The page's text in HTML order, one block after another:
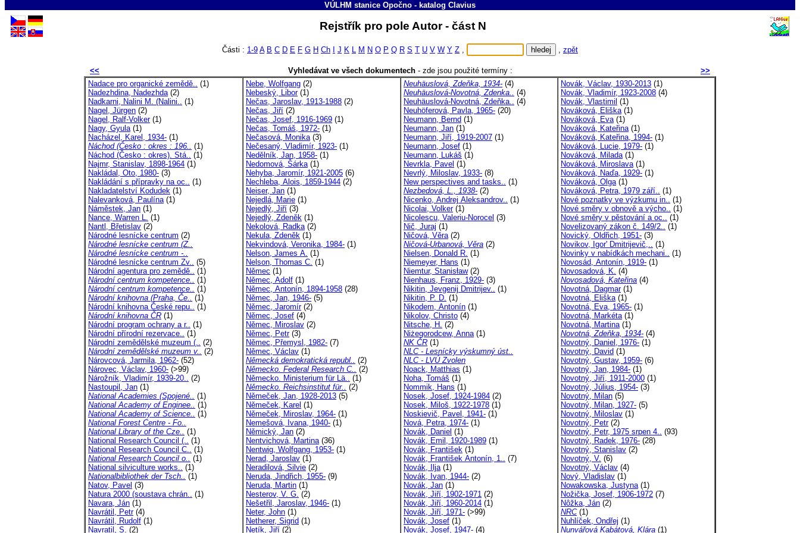
VÚLHM stanice Opočno - katalog Clavius
Rejstřík pro pole Autor - část N
Části : 1-9 A B C D E F G H Ch J K L M N O P Q R S T U V W Y Z , , zpět
<< Vyhledávat ve všech dokumentech - zde jsou použité termíny :
>>
Nadace pro organické zemědě.. (1)
Nadezhdina, Nadezhda(2)
Nadkarni, Nalini M. (Nalini.. (1)
Nagel, Jürgen (2)
Nagel, Ralf-Volker(1)
Nagy, Gyula(1)
Nacházel, Karel, 1934- (1)
Náchod (Česko : okres : 196.. (1)
Náchod (Česko : okres). Stá.. (1)
Najmr, Stanislav, 1898-1964 (1)
Nakládal, Oto, 1980- (3)
Nakládání s přípravky na oc.. (1)
Nakladatelství Kodudek (1)
Nalevanková, Paulína(1)
Náměstek, Jan (1)
Nance, Warren L. (1)
Nantl, Břetislav (2)
Národné lesnícke centrum (2)
Národné lesnícke centrum (Z..
Národné lesnícke centrum -..
Národné lesnícke centrum Zv.. (5)
Národní agentura pro zemědě.. (1)
Národní centrum kompetence.. (1)
Národní centrum kompetence.. (1)
Národní knihovna (Praha, Če.. (1)
Národní knihovna České repu.. (1)
Národní knihovna ČR (1)
Národní program ochrany a r.. (1)
Národní přírodní rezervace.. (1)
Národní zemědělské muzeum (.. (2)
Národní zemědělské muzeum v.. (2)
Nárovcová, Jarmila, 1962- (52)
Nárovec, Václav, 1960- (>99)
Nárožník, Vladimír, 1939-20.. (2)
Nastoupil, Jan (1)
National Academies (Spojené.. (1)
National Academy of Enginee.. (1)
National Academy of Science.. (1)
National Forest Centre - Fo..
National Library of the Cze.. (1)
National Research Council (.. (1)
National Research Council C.. (1)
National Research Council o.. (1)
National silviculture works.. (1)
Nationalbibliothek der Tsch.. (1)
Natov, Pavel (3)
Natura 2000 (soustava chrán.. (1)
Navara, Ján (1)
Navrátil, Petr(4)
Navrátil, Rudolf (1)
Navratil, S. (2)
Nebe, Wolfgang (2)
Nebeský, Libor(1)
Nečas, Jaroslav, 1913-1988 (2)
Nečas, Jiří (2)
Nečas, Josef, 1916-1969 (1)
Nečas, Tomáš, 1972- (1)
Nečasová, Monika(3)
Nečesaný, Vladimír, 1923- (1)
Nedělník, Jan, 1958- (1)
Nedomová, Šárka(1)
Nehyba, Jaromír, 1921-2005 (6)
Nechleba, Alois, 1859-1944 (2)
Neiser, Jan (1)
Nejedlá, Marie (1)
Nejedlý, Jiří (3)
Nejedlý, Zdeněk (1)
Nekolová, Radka(2)
Nekula, Zdeněk (1)
Nekvindová, Veronika, 1984- (1)
Nelson, James A. (1)
Nelson, Thomas C. (1)
Němec (1)
Němec, Adolf (1)
Němec, Antonín, 1894-1958 (28)
Němec, Jan, 1946- (5)
Němec, Jaromír(2)
Němec, Josef (4)
Němec, Miroslav (2)
Němec, Petr(3)
Němec, Přemysl, 1982- (7)
Němec, Václav (1)
Německá demokratická republ.. (2)
Německo. Federal Research C.. (2)
Německo. Ministerium für Lä.. (1)
Německo. Reichsinstitut für.. (2)
Němeček, Jan, 1928-2013 (5)
Němeček, Karel (1)
Němeček, Miroslav, 1964- (1)
Nemešová, Ivana, 1940- (1)
Němický, Jan (2)
Nentvichová, Martina(36)
Nentwig, Wolfgang, 1953- (1)
Nerad, Jaroslav (1)
Neradilová, Silvie (2)
Neruda, Jindřich, 1955- (9)
Neruda, Martin (1)
Nesterov, V. G. (2)
Nešetřil, Jaroslav, 1946- (1)
Neter, John (1)
Netherer, Sigrid (1)
Netík, Jiří (2)
Neuhäuslová, Zdeňka, 1934- (4)
Neuhäuslová-Novotná, Zdenka.. (4)
Neuhäuslová-Novotná, Zdeňka.. (4)
Neuhöferová, Pavla, 1965- (20)
Neumann, Bernd (1)
Neumann, Jan (1)
Neumann, Jiří, 1919-2007 (1)
Neumann, Josef (1)
Neumann, Lukáš (1)
Nevrkla, Pavel (1)
Nevrlý, Miloslav, 1933- (8)
New perspectives and tasks.. (1)
Nezbedová, L., 1938- (2)
Nicenko, Andrej Aleksandrov.. (1)
Nicolai, Volker(1)
Nicolescu, Valeriu-Norocel (3)
Nič, Juraj (1)
Ničová, Věra(2)
Ničová-Urbanová, Věra (2)
Nielsen, Donald R. (1)
Niemeyer, Hans (1)
Niemtur, Stanisław(2)
Nienhaus, Franz, 1929- (3)
Nikitin, Jevgenij Dmitrijev.. (1)
Nikitin, P. D. (1)
Nikodem, Antonín (1)
Nikolov, Christo (4)
Nitsche, H. (2)
Niżegorodcew, Anna(1)
NK ČR (1)
NLC - Lesnícky výskumný úst..
NLC - LVÚ Zvolen
Noack, Matthias (1)
Noha, Tomáš (1)
Nommik, Hans (1)
Nosek, Josef, 1924-1984 (2)
Nosek, Miloš, 1922-1978 (1)
Noskievič, Pavel, 1941- (1)
Nová, Petra, 1974- (1)
Novák, Daniel (1)
Novák, Emil, 1920-1989 (1)
Novák, František (1)
Novák, František Antonín, 1.. (7)
Novák, Ilja(1)
Novák, Ivan, 1944- (2)
Novák, Jan (1)
Novák, Jiří, 1902-1971 (2)
Novák, Jiří, 1960-2014 (1)
Novák, Jiří, 1971- (>99)
Novák, Josef (1)
Novák, Josef, 1947- (4)
Novák, Václav, 1930-2013 (1)
Novák, Vladimír, 1923-2008 (4)
Novák, Vlastimil (1)
Nováková, Eliška(1)
Nováková, Eva(1)
Nováková, Kateřina(1)
Nováková, Kateřina, 1994- (1)
Nováková, Lucie, 1979- (1)
Nováková, Milada(1)
Nováková, Miroslava(1)
Nováková, Naďa, 1929- (1)
Nováková, Olga(1)
Nováková, Petra, 1979 září.. (1)
Nové poznatky ve výzkumu in.. (1)
Nové směry v obnově a výcho.. (1)
Nové směry v pěstování a oc.. (1)
Novelizovaný zákon č. 149/2.. (1)
Novický, Oldřich, 1951- (3)
Novikov, Igor' Dmitrijevič,.. (1)
Novinky v nabídkách mechani.. (1)
Novosád, Antonín, 1919- (1)
Novosadová, K. (4)
Novosadová, Kateřina (4)
Novotná, Dagmar(1)
Novotná, Eliška(1)
Novotná, Eva, 1965- (1)
Novotná, Markéta(1)
Novotná, Martina(1)
Novotná, Zdeňka, 1934- (4)
Novotný, Daniel, 1976- (1)
Novotný, David (1)
Novotný, Gustav, 1959- (6)
Novotný, Jan, 1984- (1)
Novotný, Jiří, 1911-2000 (1)
Novotný, Július, 1954- (3)
Novotný, Milan (5)
Novotný, Milan, 1927- (5)
Novotný, Miloslav (1)
Novotný, Petr(2)
Novotný, Petr, 1975 srpen 4.. (93)
Novotný, Radek, 1976- (28)
Novotný, Stanislav (2)
Novotný, V. (6)
Novotný, Václav (4)
Nový, Vladislav (1)
Nowakowska, Justyna(1)
Nožička, Josef, 1906-1972 (7)
Nôžka, Ján (2)
NRC(1)
Nuhlíček, Ondřej (1)
Nunvářová Kabátová, Klára (1)